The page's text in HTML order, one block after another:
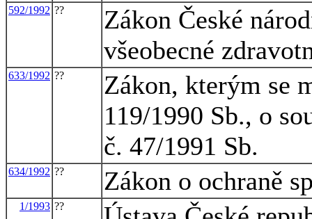
592/1992 ??
Zákon České
všeobecné
633/1992 ??
Zákon, kterým se
119/1990 Sb., o
č. 47/1991 Sb.
634/1992 ?? Zákon o ochraně
1/1993 ??